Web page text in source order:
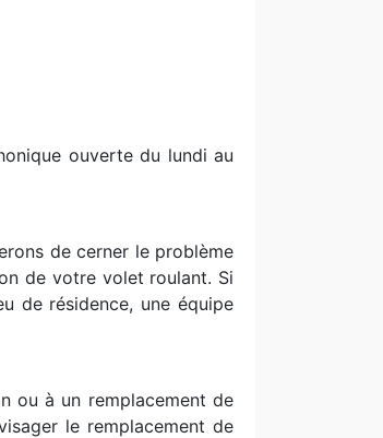
ouverte du lundi au
de cerner le problème
de votre volet roulant. Si
de résidence, une équipe
ou à un remplacement de
le remplacement de